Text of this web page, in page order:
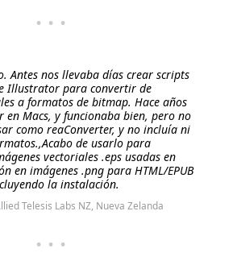
···
Antes nos llevaba días crear scripts
Illustrator para convertir de
a formatos de bitmap. Hace años
en Macs, y funcionaba bien, pero no
como reaConverter, y no incluía ni
de usarlo para
vectoriales .eps usadas en
en imágenes .png para HTML/EPUB
la instalación.
Telesis Labs NZ, Nueva Zelanda
···